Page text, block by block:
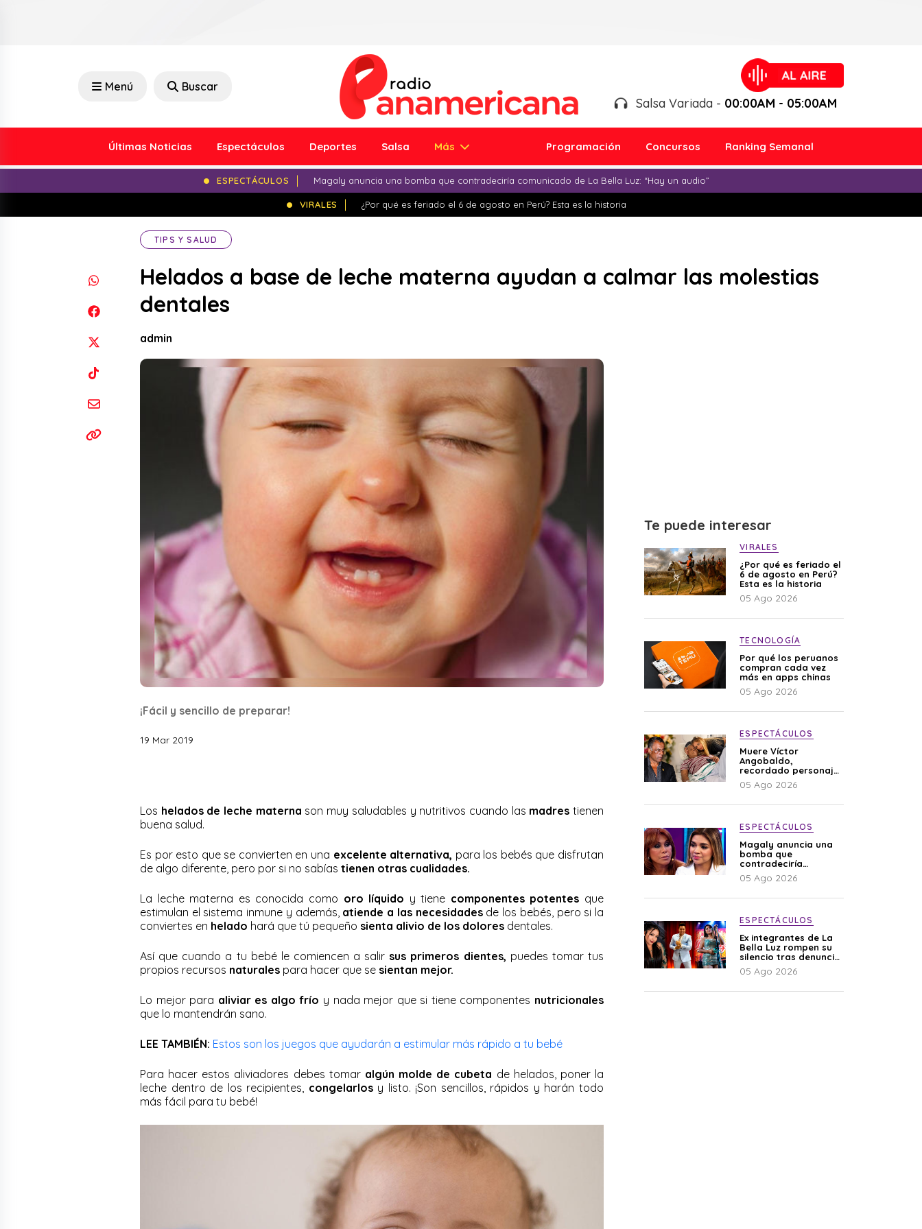
Menú Buscar
Salsa Variada - 00:00AM - 05:00AM
Últimas Noticias Espectáculos Deportes Salsa Más Programación Concursos Ranking Semanal
ESPECTÁCULOS Magaly anuncia una bomba que contradeciría comunicado de La Bella Luz: “Hay un audio”
VIRALES ¿Por qué es feriado el 6 de agosto en Perú? Esta es la historia
TIPS Y SALUD
Helados a base de leche materna ayudan a calmar las molestias
dentales
admin
¡Fácil y sencillo de preparar!
19 Mar 2019
Los helados de leche materna son muy saludables y nutritivos cuando las madres tienen
buena salud.
Es por esto que se convierten en una excelente alternativa, para los bebés que disfrutan
de algo diferente, pero por si no sabías tienen otras cualidades.
La leche materna es conocida como oro líquido y tiene componentes potentes que
estimulan el sistema inmune y además, atiende a las necesidadesde los bebés, pero si la
conviertes en helado hará que tú pequeño sienta alivio de los dolores dentales.
Así que cuando a tu bebé le comiencen a salir sus primeros dientes, puedes tomar tus
propios recursos naturales para hacer que se sientan mejor.
Lo mejor para aliviar es algo frío y nada mejor que si tiene componentes nutricionales
que lo mantendrán sano.
LEE TAMBIÉN: Estos son los juegos que ayudarán a estimular más rápido a tu bebé
Para hacer estos aliviadores debes tomar algún molde de cubeta de helados, poner la
leche dentro de los recipientes, congelarlosy listo. ¡Son sencillos, rápidos y harán todo
más fácil para tu bebé!
Te puede interesar
VIRALES
¿Por qué es feriado el
6 de agosto en Perú?
Esta es la historia
05 Ago 2026
TECNOLOGÍA
Por qué los peruanos
compran cada vez
más en apps chinas
05 Ago 2026
ESPECTÁCULOS
Muere Víctor
Angobaldo,
recordado personaje
de la farándula y
expareja de Shirley
05 Ago 2026
ESPECTÁCULOS
Magaly anuncia una
bomba que
contradeciría
comunicado de La
Bella Luz: “Hay un
05 Ago 2026
ESPECTÁCULOS
Ex integrantes de La
Bella Luz rompen su
silencio tras denuncia
de Naldy: “Todo el
mundo lo sabía”
05 Ago 2026